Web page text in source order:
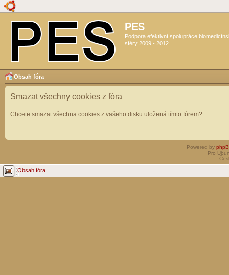
PES
Podpora efektivní spolupráce
sféry 2009 - 2012
Obsah fóra
Smazat všechny cookies z fóra
Chcete smazat všechna cookies z vašeho disku uložená tímto fórem?
Powered by
Pro
Obsah fóra